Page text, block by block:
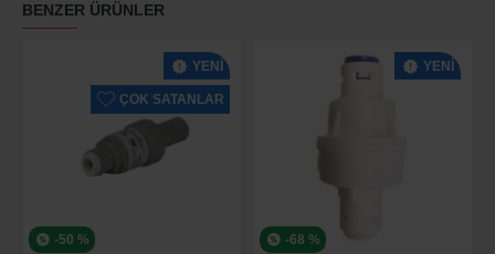
BENZER ÜRÜNLER
YENI
ÇOK SATANLAR
-50 %
YENI
-68 %